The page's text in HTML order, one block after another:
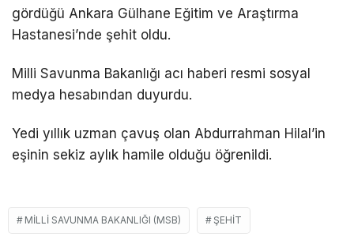
gördüğü Ankara Gülhane Eğitim ve Araştırma
Hastanesi’nde şehit oldu.
Milli Savunma Bakanlığı acı haberi resmi sosyal
medya hesabından duyurdu.
Yedi yıllık uzman çavuş olan Abdurrahman Hilal’in
eşinin sekiz aylık hamile olduğu öğrenildi.
MILLI SAVUNMA BAKANLIĞI (MSB) ŞEHIT